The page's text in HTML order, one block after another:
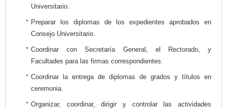
Universitario.
Preparar los diplomas de los expedientes aprobados en
Consejo Universitario.
Coordinar con Secretaría General, el Rectorado, y
Facultades para las firmas correspondientes.
Coordinar la entrega de diplomas de grados y títulos en
ceremonia.
Organizar, coordinar, dirigir y controlar las actividades